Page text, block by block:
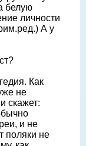
белую
личности
А у
Как
не
скажет:
и не
поляки не